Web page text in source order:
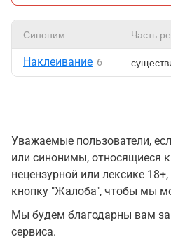
Синоним Часть
Наклеивание 6
Уважаемые пользователи,
или синонимы, относящиеся
нецензурной или лексике
кнопку "Жалоба", чтобы мы
Мы будем благодарны вам за
сервиса.